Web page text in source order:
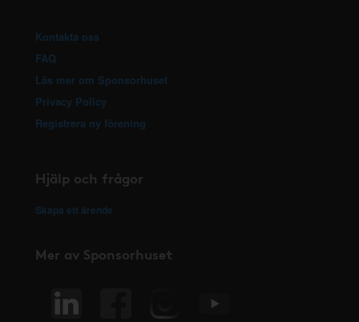
Kontakta oss
FAQ
Läs mer om Sponsorhuset
Privacy Policy
Registrera ny förening
Hjälp och frågor
Skapa ett ärende
Mer av Sponsorhuset